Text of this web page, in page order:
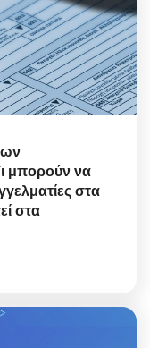
μπορούν να
στα
στα